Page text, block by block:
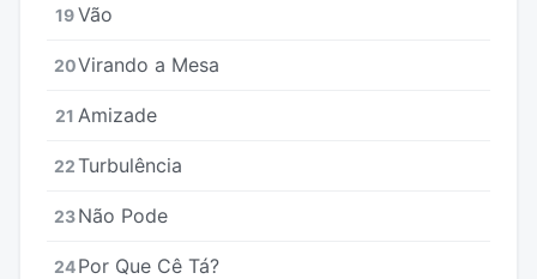
19Vão
20Virando a Mesa
21 Amizade
22Turbulência
23Não Pode
24Por Que Cê Tá?